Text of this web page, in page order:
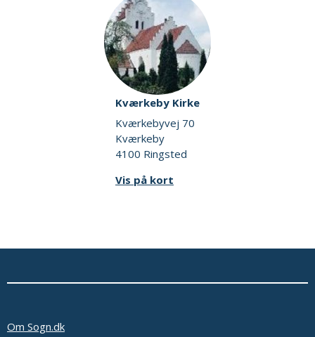
Kværkeby Kirke
Kværkebyvej 70
Kværkeby
4100 Ringsted
Vis på kort
Om Sogn.dk